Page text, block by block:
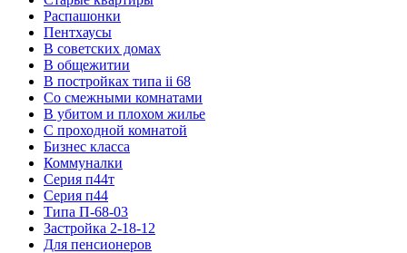
Распашонки
Пентхаусы
В советских домах
В общежитии
В постройках типа ii 68
Со смежными комнатами
В убитом и плохом жилье
С проходной комнатой
Бизнес класса
Коммуналки
Серия п44т
Серия п44
Типа П-68-03
Застройка 2-18-12
Для пенсионеров